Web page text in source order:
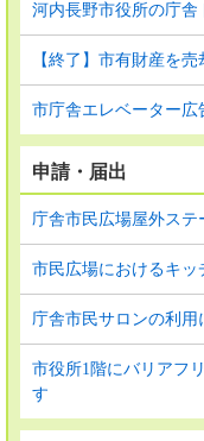
河内長野市役所の庁
【終了】市有財産を
市庁舎エレベーター広
申請・届出
庁舎市民広場屋外ステ
市民広場におけるキ
庁舎市民サロンの利用
市役所1階にバリアフ
す